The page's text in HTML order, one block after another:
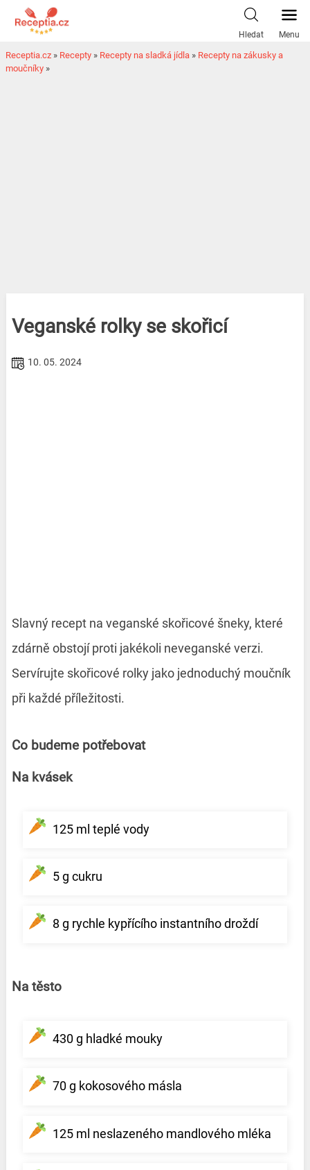
Hledat Menu
Receptia.cz » Recepty » Recepty na sladká jídla » Recepty na zákusky a
moučníky »
Veganské rolky se skořicí
10. 05. 2024
Slavný recept na veganské skořicové šneky, které
zdárně obstojí proti jakékoli neveganské verzi.
Servírujte skořicové rolky jako jednoduchý moučník
při každé příležitosti.
Co budeme potřebovat
Na kvásek
125 ml teplé vody
5 g cukru
8 g rychle kypřícího instantního droždí
Na těsto
430 g hladké mouky
70 g kokosového másla
125 ml neslazeného mandlového mléka